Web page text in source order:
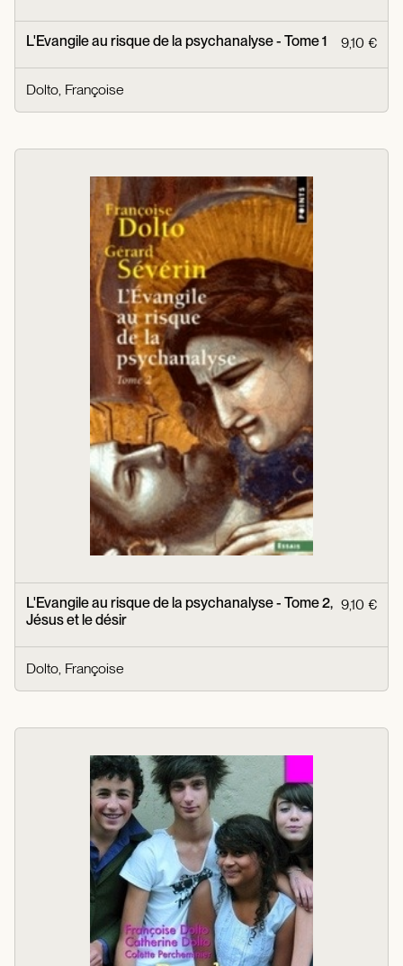
L'Evangile au risque de la psychanalyse - Tome 1 9,10 €
Dolto, Françoise
L'Evangile au risque de la psychanalyse - Tome 2,
Jésus et le désir
9,10 €
Dolto, Françoise